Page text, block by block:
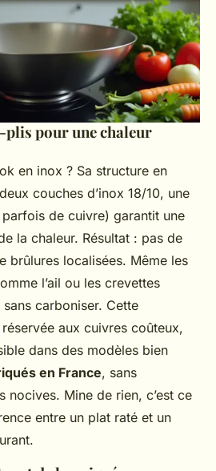
pour une chaleur
en inox ? Sa structure en
couches d’inox 18/10, une
parfois de cuivre) garantit une
la chaleur. Résultat : pas de
brûlures localisées. Même les
l’ail ou les crevettes
carboniser. Cette
aux cuivres coûteux,
dans des modèles bien
en France, sans
nocives. Mine de rien, c’est ce
entre un plat raté et un